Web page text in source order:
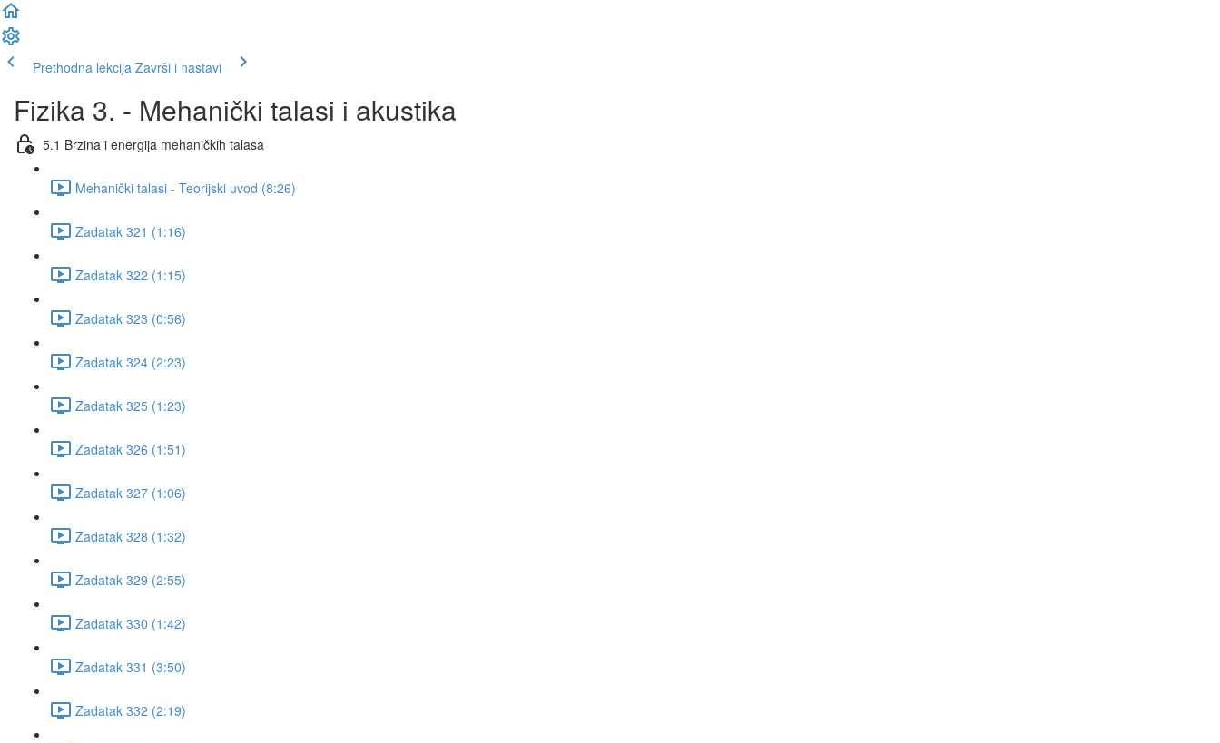
Prethodna lekcija Završi i nastavi
Fizika 3. - Mehanički talasi i akustika
5.1 Brzina i energija mehaničkih talasa
Mehanički talasi - Teorijski uvod (8:26)
Zadatak 321 (1:16)
Zadatak 322 (1:15)
Zadatak 323 (0:56)
Zadatak 324 (2:23)
Zadatak 325 (1:23)
Zadatak 326 (1:51)
Zadatak 327 (1:06)
Zadatak 328 (1:32)
Zadatak 329 (2:55)
Zadatak 330 (1:42)
Zadatak 331 (3:50)
Zadatak 332 (2:19)